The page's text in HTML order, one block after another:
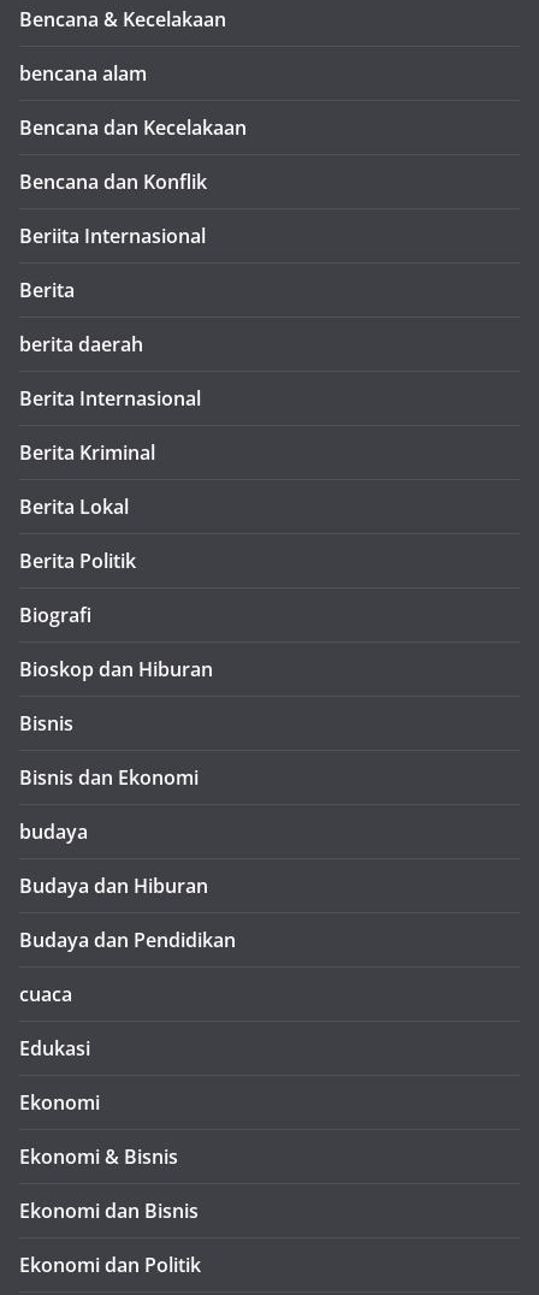
Bencana & Kecelakaan
bencana alam
Bencana dan Kecelakaan
Bencana dan Konflik
Beriita Internasional
Berita
berita daerah
Berita Internasional
Berita Kriminal
Berita Lokal
Berita Politik
Biografi
Bioskop dan Hiburan
Bisnis
Bisnis dan Ekonomi
budaya
Budaya dan Hiburan
Budaya dan Pendidikan
cuaca
Edukasi
Ekonomi
Ekonomi & Bisnis
Ekonomi dan Bisnis
Ekonomi dan Politik